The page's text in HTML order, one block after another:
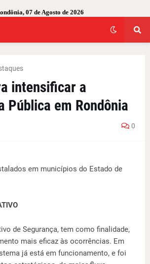
07 de Agosto de 2026
intensificar a
Pública em Rondônia
0
em municípios do Estado de
de Segurança, tem como finalidade,
mais eficaz às ocorrências. Em
já está em funcionamento, e foi